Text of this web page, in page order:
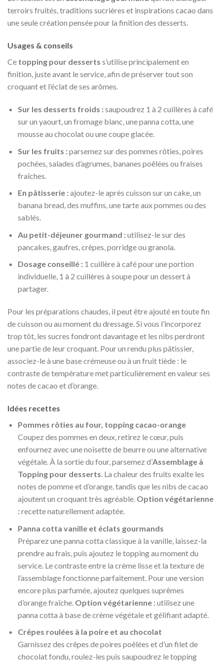
terroirs fruités, traditions sucrières et inspirations cacao dans
une seule création pensée pour la finition des desserts.
Usages & conseils
Ce topping pour desserts s’utilise principalement en
finition, juste avant le service, afin de préserver tout son
croquant et l’éclat de ses arômes.
Sur les desserts froids :saupoudrez 1 à 2 cuillères à café
sur un yaourt, un fromage blanc, une panna cotta, une
mousse au chocolat ou une coupe glacée.
Sur les fruits :parsemez sur des pommes rôties, poires
pochées, salades d’agrumes, bananes poêlées ou fraises
fraîches.
En pâtisserie :ajoutez-le après cuisson sur un cake, un
banana bread, des muffins, une tarte aux pommes ou des
sablés.
Au petit-déjeuner gourmand :utilisez-le sur des
pancakes, gaufres, crêpes, porridge ou granola.
Dosage conseillé :1 cuillère à café pour une portion
individuelle, 1 à 2 cuillères à soupe pour un dessert à
partager.
Pour les préparations chaudes, il peut être ajouté en toute fin
de cuisson ou au moment du dressage. Si vous l’incorporez
trop tôt, les sucres fondront davantage et les nibs perdront
une partie de leur croquant. Pour un rendu plus pâtissier,
associez-le à une base crémeuse ou à un fruit tiède : le
contraste de température met particulièrement en valeur ses
notes de cacao et d’orange.
Idées recettes
Pommes rôties au four, topping cacao-orange
Coupez des pommes en deux, retirez le cœur, puis
enfournez avec une noisette de beurre ou une alternative
végétale. À la sortie du four, parsemez d’Assemblage à
Topping pour desserts. La chaleur des fruits exalte les
notes de pomme et d’orange, tandis que les nibs de cacao
ajoutent un croquant très agréable. Option végétarienne
:recette naturellement adaptée.
Panna cotta vanille et éclats gourmands
Préparez une panna cotta classique à la vanille, laissez-la
prendre au frais, puis ajoutez le topping au moment du
service. Le contraste entre la crème lisse et la texture de
l’assemblage fonctionne parfaitement. Pour une version
encore plus parfumée, ajoutez quelques suprêmes
d’orange fraîche. Option végétarienne :utilisez une
panna cotta à base de crème végétale et gélifiant adapté.
Crêpes roulées à la poire et au chocolat
Garnissez des crêpes de poires poêlées et d’un filet de
chocolat fondu, roulez-les puis saupoudrez le topping